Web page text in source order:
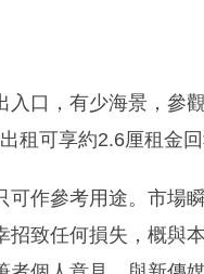
口，有少海景，參
租可享約2.6厘租金回
作參考用途。市場
致任何損失，概與